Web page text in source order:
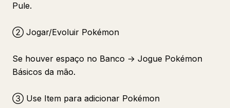
Pule.
② Jogar/Evoluir Pokémon
Se houver espaço no Banco → Jogue Pokémon
Básicos da mão.
③ Use Item para adicionar Pokémon